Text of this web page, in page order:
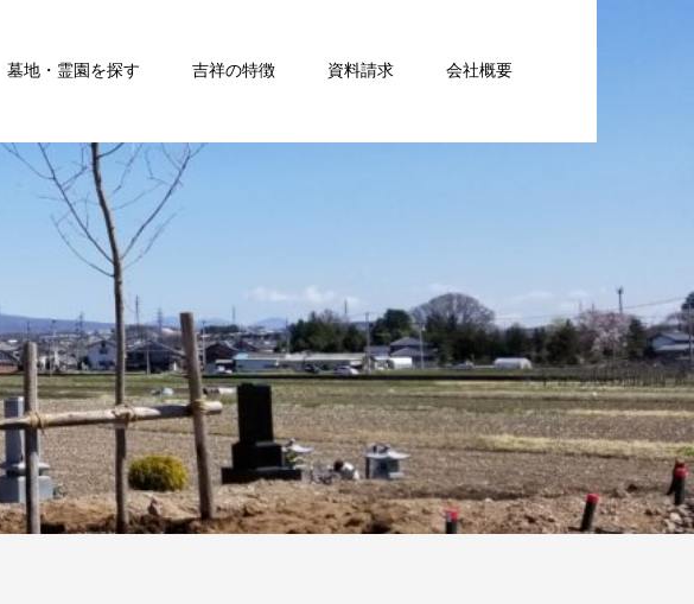
墓地・霊園を探す 吉祥の特徴 資料請求 会社概要